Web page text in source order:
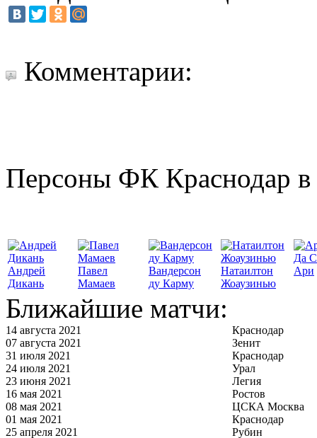
Комментарии:
Персоны ФК Краснодар в
Андрей
Дикань
Павел
Мамаев
Вандерсон
ду Карму
Натаилтон
Жоаузинью
Да
Ари
Ближайшие матчи:
14 августа 2021
Краснодар
07 августа 2021
Зенит
31 июля 2021
Краснодар
24 июля 2021
Урал
23 июня 2021
Легия
16 мая 2021
Ростов
08 мая 2021
ЦСКА Москва
01 мая 2021
Краснодар
25 апреля 2021
Рубин